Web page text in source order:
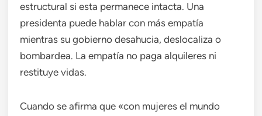
estructural si esta permanece intacta. Una
presidenta puede hablar con más empatía
mientras su gobierno desahucia, deslocaliza o
bombardea. La empatía no paga alquileres ni
restituye vidas.
Cuando se afirma que «con mujeres el mundo